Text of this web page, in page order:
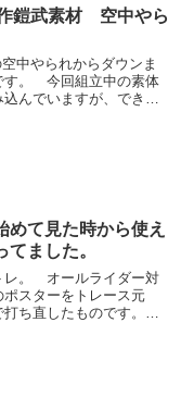
るようです。 細かい所
テンポ的...
鎧武素材 空中やら
中やられからダウンま
す。 今回組立中の素体
んでいますが、できて
めて見た時から使え
てました。
レ。 オールライダー対
ポスターをトレース元
打ち直したものです。